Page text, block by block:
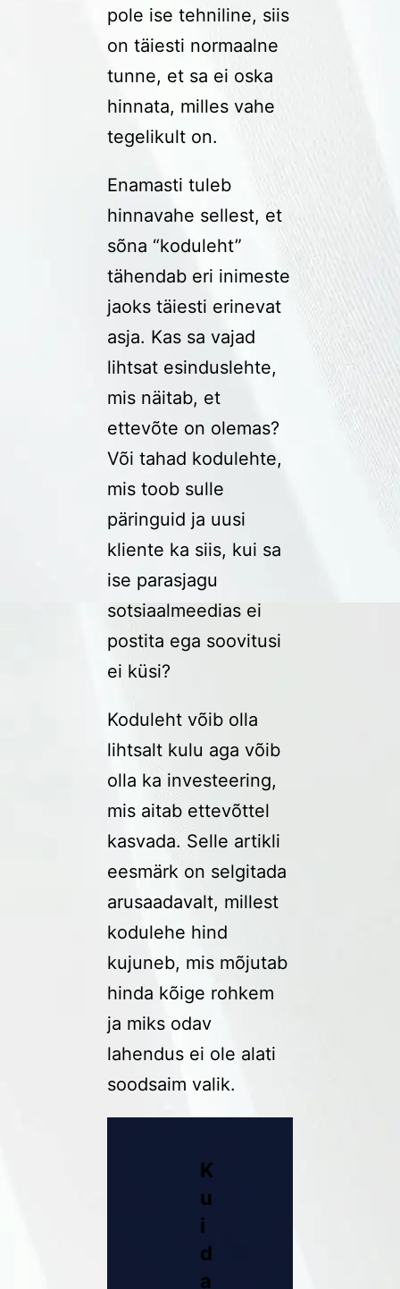
pole ise tehniline, siis
on täiesti normaalne
tunne, et sa ei oska
hinnata, milles vahe
tegelikult on.
Enamasti tuleb
hinnavahe sellest, et
sõna “koduleht”
tähendab eri inimeste
jaoks täiesti erinevat
asja. Kas sa vajad
lihtsat esinduslehte,
mis näitab, et
ettevõte on olemas?
Või tahad kodulehte,
mis toob sulle
päringuid ja uusi
kliente ka siis, kui sa
ise parasjagu
sotsiaalmeedias ei
postita ega soovitusi
ei küsi?
Koduleht võib olla
lihtsalt kulu aga võib
olla ka investeering,
mis aitab ettevõttel
kasvada. Selle artikli
eesmärk on selgitada
arusaadavalt, millest
kodulehe hind
kujuneb, mis mõjutab
hinda kõige rohkem
ja miks odav
lahendus ei ole alati
soodsaim valik.
K
u
i
d
a